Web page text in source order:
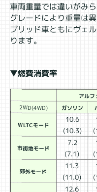
車両重量では違いがみら
グレードにより重量は
ブリッド車ともにヴェ
ります。
▼燃費消費率
アルフ
2WD(4WD) ガソリン
WLTCモード
10.6
(10.3)
市街地モード
7.2
(7.1)
郊外モード
11.3
(11.0)
12.6